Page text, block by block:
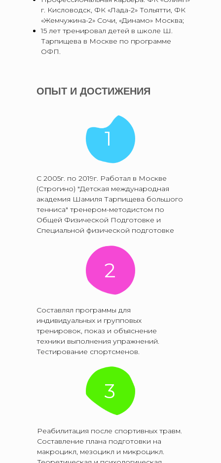
г. Кисловодск, ФК «Лада-2» Тольятти, ФК
«Жемчужина-2» Сочи, «Динамо» Москва;
15 лет тренировал детей в школе Ш.
Тарпищева в Москве по программе
ОФП.
2
3
ОПЫТ И ДОСТИЖЕНИЯ
1
С 2005г. по 2019г. Работал в Москве
(Строгино) "Детская международная
академия Шамиля Тарпищева большого
тенниса" тренером-методистом по
Общей Физической Подготовке и
Специальной физической подготовке
Составлял программы для
индивидуальных и групповых
тренировок, показ и объяснение
техники выполнения упражнений.
Тестирование спортсменов.
Реабилитация после спортивных травм.
Составление плана подготовки на
макроцикл, мезоцикл и микроцикл.